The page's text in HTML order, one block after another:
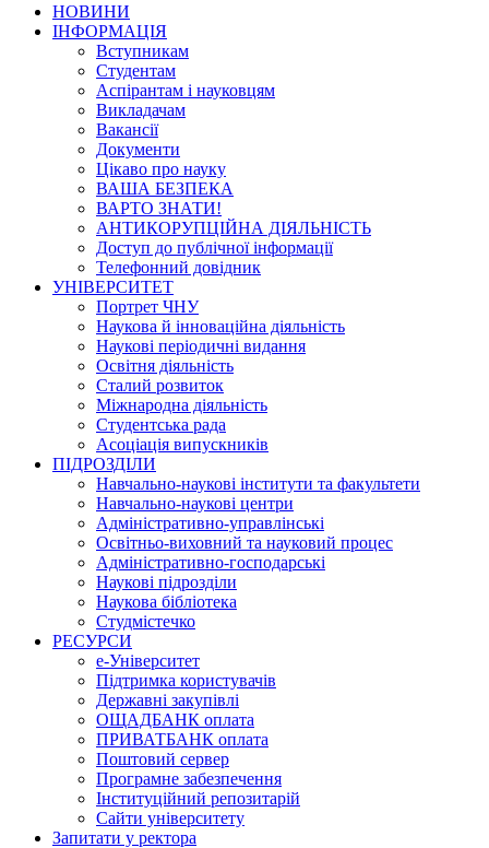
НОВИНИ
ІНФОРМАЦІЯ
Вступникам
Студентам
Аспірантам і науковцям
Викладачам
Вакансії
Документи
Цікаво про науку
ВАША БЕЗПЕКА
ВАРТО ЗНАТИ!
АНТИКОРУПЦІЙНА ДІЯЛЬНІСТЬ
Доступ до публічної інформації
Телефонний довідник
УНІВЕРСИТЕТ
Портрет ЧНУ
Наукова й інноваційна діяльність
Наукові періодичні видання
Освітня діяльність
Сталий розвиток
Міжнародна діяльність
Студентська рада
Асоціація випускників
ПІДРОЗДІЛИ
Навчально-наукові інститути та факультети
Навчально-наукові центри
Адміністративно-управлінські
Освітньо-виховний та науковий процес
Адміністративно-господарські
Наукові підрозділи
Наукова бібліотека
Студмістечко
РЕСУРСИ
е-Університет
Підтримка користувачів
Державні закупівлі
ОЩАДБАНК оплата
ПРИВАТБАНК оплата
Поштовий сервер
Програмне забезпечення
Інституційний репозитарій
Сайти університету
Запитати у ректора